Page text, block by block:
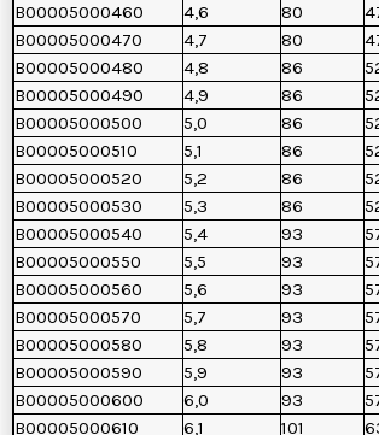
B00005000460
4,6 80
B00005000470
4,7 80
B00005000480
4,8 86
B00005000490
4,9 86
B00005000500
5,0 86
B00005000510
5,1 86
B00005000520
5,2 86
B00005000530
5,3 86
B00005000540
5,4 93
B00005000550
5,5 93
B00005000560
5,6 93
B00005000570
5,7 93
B00005000580
5,8 93
B00005000590
5,9 93
B00005000600
6,0 93
B00005000610
6,1 101